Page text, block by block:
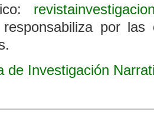
por las
de Investigación